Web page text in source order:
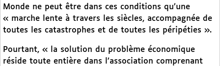
Monde ne peut être dans ces conditions qu’une
« marche lente à travers les siècles, accompagnée de
toutes les catastrophes et de toutes les péripéties ».
Pourtant, « la solution du problème économique
réside toute entière dans l’association comprenant